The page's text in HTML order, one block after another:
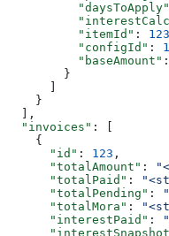
          "daysToApply"
          "itemId"
: 123
          "configId"
:
          "baseAmount"
        }
      ]
    }
  ],
  "invoices"
: [
    {
      "id"
: 123 ,
      "totalAmount"
:
      "totalPaid"
:
      "totalPending"
:
      "totalMora"
:
      "interestPaid"
: